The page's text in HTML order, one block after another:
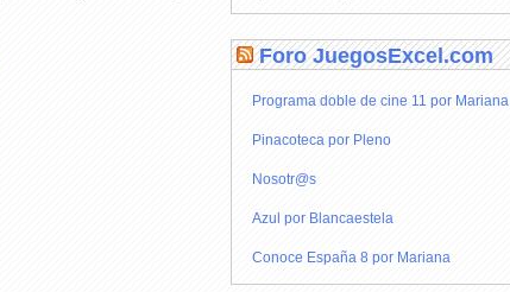
Foro JuegosExcel.com
Programa doble de cine 11 por Mariana
Pinacoteca por Pleno
Nosotr@s
Azul por Blancaestela
Conoce España 8 por Mariana